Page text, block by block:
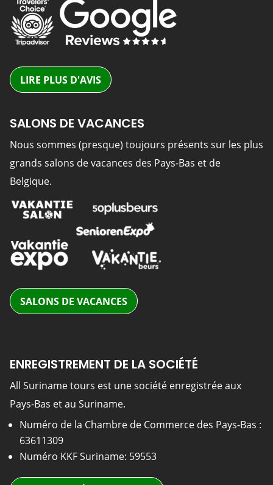
LIRE PLUS D'AVIS
SALONS DE VACANCES
Nous sommes (presque) toujours présents sur les plus
grands salons de vacances des Pays-Bas et de
Belgique.
SALONS DE VACANCES
ENREGISTREMENT DE LA SOCIÉTÉ
All Suriname tours est une société enregistrée aux
Pays-Bas et au Suriname.
Numéro de la Chambre de Commerce des Pays-Bas :
63611309
Numéro KKF Suriname: 59553